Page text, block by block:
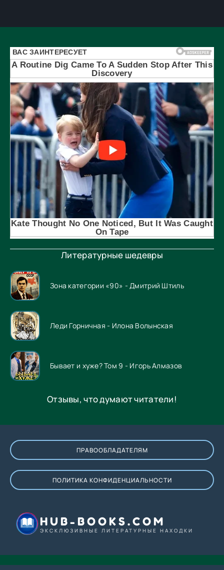
Литературные шедевры
Зона категории «90» - Дмитрий Штиль
Леди Горничная - Илона Волынская
Бывает и хуже? Том 9 - Игорь Алмазов
Отзывы, что думают читатели!
ПРАВООБЛАДАТЕЛЯМ
ПОЛИТИКА КОНФИДЕНЦИАЛЬНОСТИ
HUB-BOOKS.COM
ЭКСКЛЮЗИВНЫЕ ЛИТЕРАТУРНЫЕ НАХОДКИ